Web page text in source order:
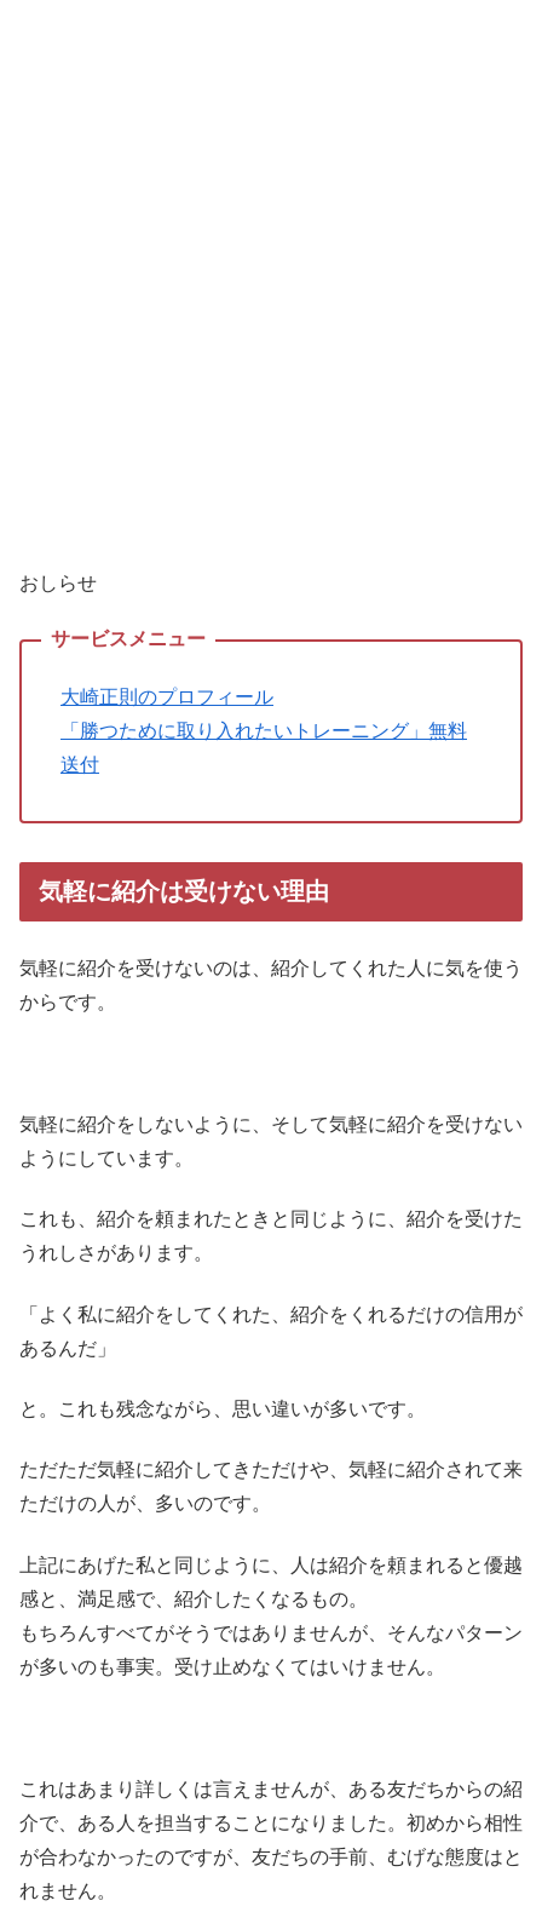
おしらせ
大崎正則のプロフィール
「勝つために取り入れたいトレーニング」無料
送付
気軽に紹介は受けない理由
気軽に紹介を受けないのは、紹介してくれた人に気を使う
からです。
気軽に紹介をしないように、そして気軽に紹介を受けない
ようにしています。
これも、紹介を頼まれたときと同じように、紹介を受けた
うれしさがあります。
「よく私に紹介をしてくれた、紹介をくれるだけの信用が
あるんだ」
と。これも残念ながら、思い違いが多いです。
ただただ気軽に紹介してきただけや、気軽に紹介されて来
ただけの人が、多いのです。
上記にあげた私と同じように、人は紹介を頼まれると優越
感と、満足感で、紹介したくなるもの。
もちろんすべてがそうではありませんが、そんなパターン
が多いのも事実。受け止めなくてはいけません。
これはあまり詳しくは言えませんが、ある友だちからの紹
介で、ある人を担当することになりました。初めから相性
が合わなかったのですが、友だちの手前、むげな態度はと
れません。